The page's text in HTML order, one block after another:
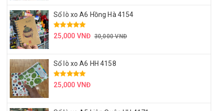
Sổ lò xo A6 Hồng Hà 4154
25,000 VNĐ 30,000 VNĐ
Sổ lò xo A6 HH 4158
25,000 VNĐ